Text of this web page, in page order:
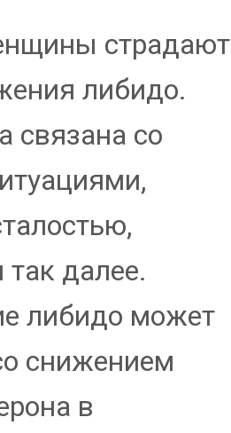
страдают
либидо.
связана со
далее.
либидо может
снижением
в